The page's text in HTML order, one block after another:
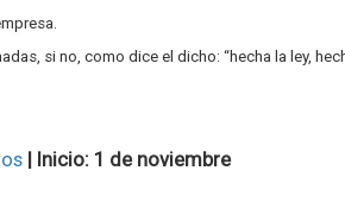
si no, como dice el dicho: “hecha la ley,
| Inicio: 1 de noviembre